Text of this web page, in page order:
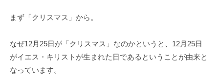
a
まず「クリスマス」から。
なぜ12月25日が「クリスマス」なのかというと、12月25日
がイエス・キリストが生まれた日であるということが由来と
なっています。